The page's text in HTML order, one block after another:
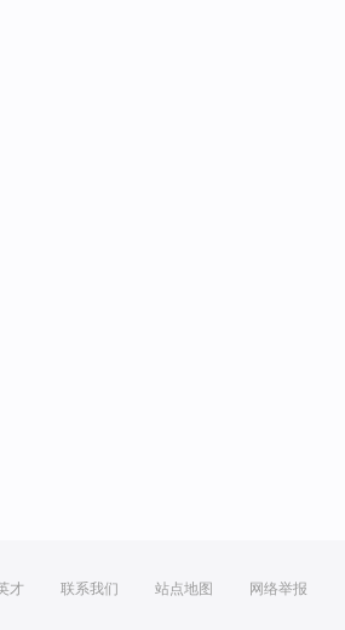
才 联系我们 站点地图 网络举报